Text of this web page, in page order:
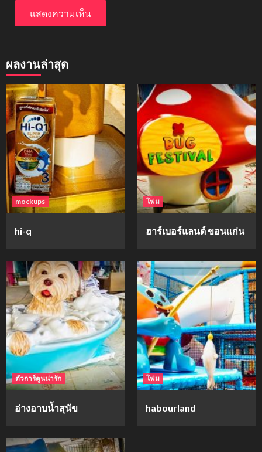
ผลงานล่าสุด
mockups
hi-q
โฟม
ฮาร์เบอร์แลนด์ ขอนแก่น
ตัวการ์ตูนน่ารัก
อ่างอาบน้ำสุนัข
โฟม
habourland